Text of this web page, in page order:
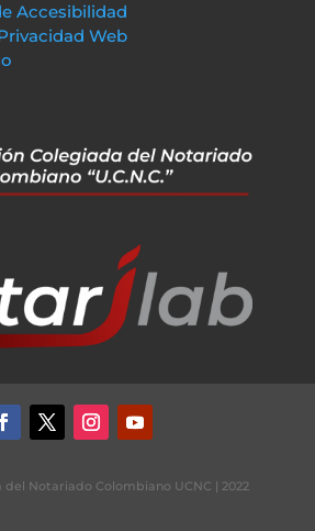
Accesibilidad
Web
Notariado Colombiano UCNC | 2022